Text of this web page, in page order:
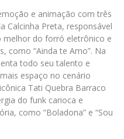
e animação com três
Calcinha Preta, responsável
melhor do forró eletrônico e
como “Ainda te Amo”. Na
todo seu talento e
espaço no cenário
Tati Quebra Barraco
do funk carioca e
como “Boladona” e “Sou